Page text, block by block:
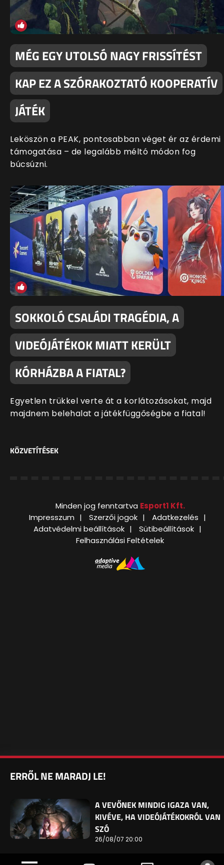
MÉG EGY UTOLSÓ NAGY FRISSÍTÉST
KAP EZ A SZÓRAKOZTATÓ KOOPERATÍV
JÁTÉK
Leköszön a PEAK, pontosabban véget ér az érdemi
támogatása – de legalább méltó módon fog
búcsúzni.
SOKKOLÓ CSALÁDI TRAGÉDIA, A
VIDEÓJÁTÉKOK MIATT KERÜLT
KÓRHÁZBA A FIATAL?
Egyetlen trükkel verte át a korlátozásokat, majd
majdnem belehalat a játékfüggőségbe a fiatal!
KÖZVETÍTÉSEK
Minden jog fenntartva Esport1 Kft.
Impresszum
Szerzői jogok
Adatkezelés
Adatvédelmi beállítások
Sütibeállítások
Felhasználási Feltételek
ERRŐL NE MARADJ LE!
A VEVŐNEK MINDIG IGAZA VAN,
KIVÉVE, HA VIDEÓJÁTÉKOKRÓL VAN
SZÓ
26/08/07 20:00